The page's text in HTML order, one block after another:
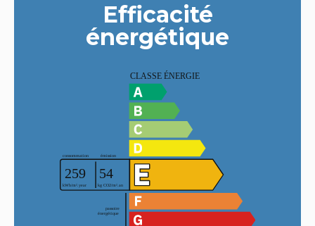
Efficacité
énergétique